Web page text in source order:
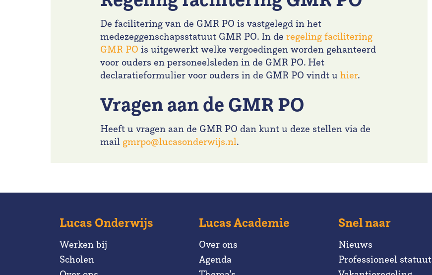
De facilitering van de GMR PO is vastgelegd in het
medezeggenschapsstatuut GMR PO. In de regeling facilitering
GMR PO is uitgewerkt welke vergoedingen worden gehanteerd
voor ouders en personeelsleden in de GMR PO. Het
declaratieformulier voor ouders in de GMR PO vindt u hier.
Vragen aan de GMR PO
Heeft u vragen aan de GMR PO dan kunt u deze stellen via de
mail gmrpo@lucasonderwijs.nl.
Lucas Onderwijs
Werken bij
Scholen
Lucas Academie
Over ons
Agenda
Snel naar
Nieuws
Professioneel statuut